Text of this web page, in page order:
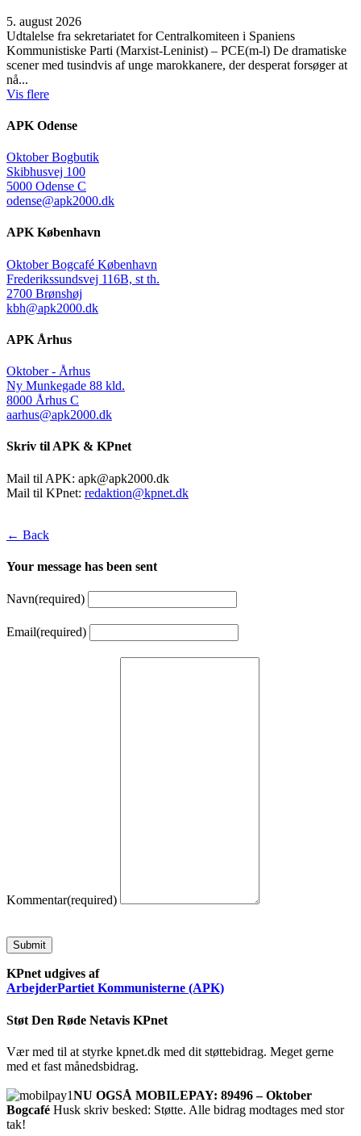
5. august 2026
Udtalelse fra sekretariatet for Centralkomiteen i Spaniens
Kommunistiske Parti (Marxist-Leninist) – PCE(m-l) De dramatiske
scener med tusindvis af unge marokkanere, der desperat forsøger at
nå...
Vis flere
APK Odense
Oktober Bogbutik
Skibhusvej 100
5000 Odense C
odense@apk2000.dk
APK København
Oktober Bogcafé København
Frederikssundsvej 116B, st th.
2700 Brønshøj
kbh@apk2000.dk
APK Århus
Oktober - Århus
Ny Munkegade 88 kld.
8000 Århus C
aarhus@apk2000.dk
Skriv til APK & KPnet
Mail til APK: apk@apk2000.dk
Mail til KPnet: redaktion@kpnet.dk
← Back
Your message has been sent
Navn(required)
Email(required)
Kommentar(required)
Submit
KPnet udgives af
ArbejderPartiet Kommunisterne (APK)
Støt Den Røde Netavis KPnet
Vær med til at styrke kpnet.dk med dit støttebidrag. Meget gerne
med et fast månedsbidrag.
NU OGSÅ MOBILEPAY: 89496 – Oktober
Bogcafé Husk skriv besked: Støtte. Alle bidrag modtages med stor
tak!